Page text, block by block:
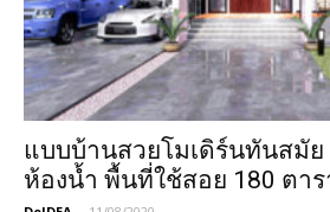
แบบบ้านสวยโมเดิร์นทันสมัย
ห้องน้ำ พื้นที่ใช้สอย 180 ตาร